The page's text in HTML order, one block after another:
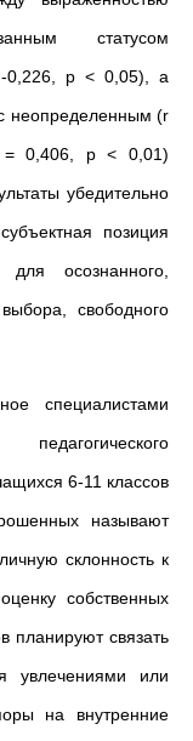
статусом
-0,226, p < 0,05), а
неопределенным (r
0,406, p < 0,01)
убедительно
позиция
для осознанного,
свободного
специалистами
педагогического
6-11 классов
называют
склонность к
собственных
планируют связать
или
на внутренние